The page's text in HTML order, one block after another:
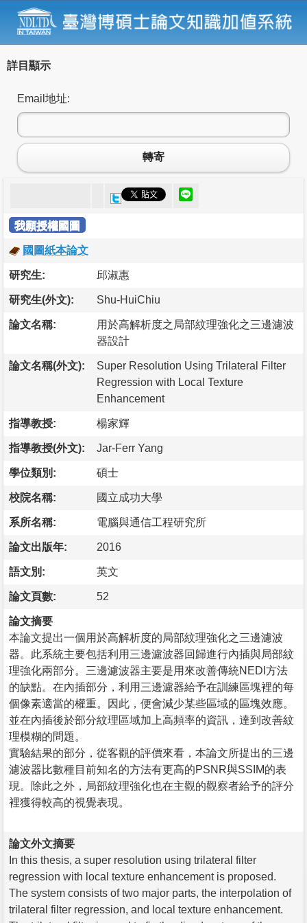
詳目顯示
Email地址:
轉寄
我願授權國圖
國圖紙本論文
研究生: 邱淑惠
研究生(外文): Shu-HuiChiu
論文名稱:
用於高解析度之局部紋理強化之三邊濾波
器設計
論文名稱(外文):
Super Resolution Using Trilateral Filter
Regression with Local Texture
Enhancement
指導教授: 楊家輝
指導教授(外文): Jar-Ferr Yang
學位類別: 碩士
校院名稱: 國立成功大學
系所名稱: 電腦與通信工程研究所
論文出版年: 2016
語文別: 英文
論文頁數: 52
論文摘要
本論文提出一個用於高解析度的局部紋理強化之三邊濾波
器。此系統主要包括利用三邊濾波器回歸進行內插與局部紋
理強化兩部分。三邊濾波器主要是用來改善傳統NEDI方法
的缺點。在內插部分，利用三邊濾器給予在訓練區塊裡的每
個像素適當的權重。因此，便會減少某些區域的區塊效應。
並在內插後於部分紋理區域加上高頻率的資訊，達到改善紋
理模糊的問題。
實驗結果的部分，從客觀的評價來看，本論文所提出的三邊
濾波器比數種目前知名的方法有更高的PSNR與SSIM的表
現。除此之外，局部紋理強化也在主觀的觀察者給予的評分
裡獲得較高的視覺表現。
論文外文摘要
In this thesis, a super resolution using trilateral filter
regression with local texture enhancement is proposed.
The system consists of two major parts, the interpolation of
trilateral filter regression, and local texture enhancement.